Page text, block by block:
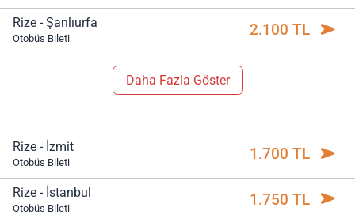
Rize - Şanlıurfa
Otobüs Bileti 2.100 TL
Daha Fazla Göster
Rize - İzmit
Otobüs Bileti 1.700 TL
Rize - İstanbul
Otobüs Bileti 1.750 TL